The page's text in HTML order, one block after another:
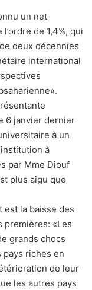
un net
de 1,4%, qui
deux décennies
international
6 janvier dernier
à un
à
par Mme Diouf
plus aigu que
est la baisse des
premières: «Les
grands chocs
riches en
de leur
les autres pays